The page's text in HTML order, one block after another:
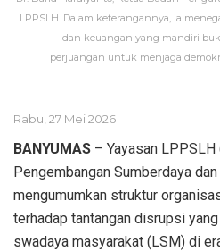
LPPSLH. Dalam keterangannya, ia
dan keuangan yang mandiri
perjuangan untuk menjaga
Rabu, 27 Mei 2026
BANYUMAS – Yayasan
Pengembangan Sumberdaya
mengumumkan struktur
terhadap tantangan disrupsi
swadaya masyarakat (LSM) di